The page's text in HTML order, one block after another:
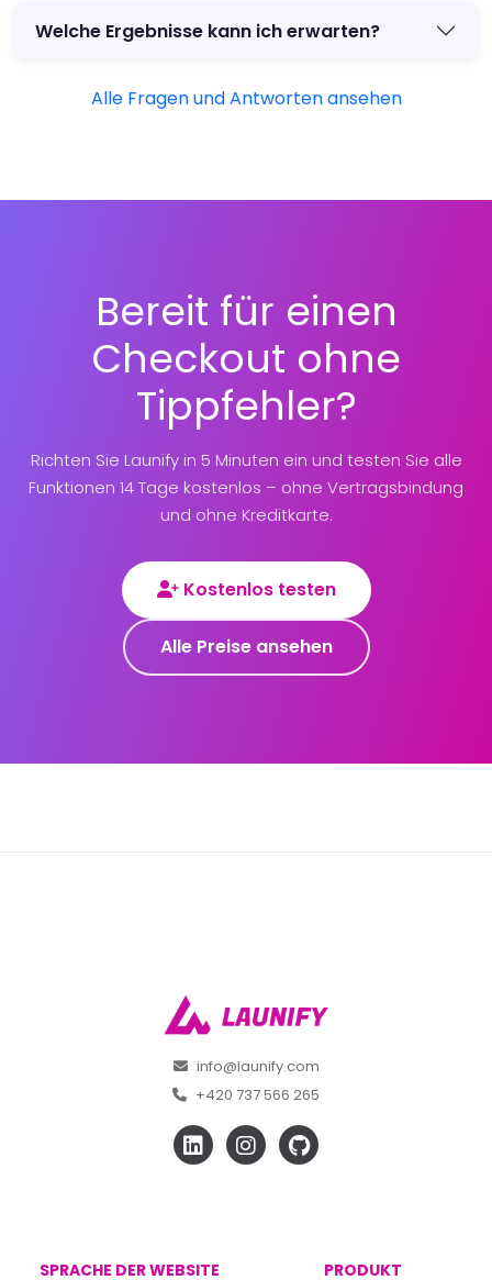
Welche Ergebnisse kann ich erwarten?
Alle Fragen und Antworten ansehen
Bereit für einen
Checkout ohne
Tippfehler?
Richten Sie Launify in 5 Minuten ein und testen Sie alle
Funktionen 14 Tage kostenlos – ohne Vertragsbindung
und ohne Kreditkarte.
Kostenlos testen
Alle Preise ansehen
info@launify.com
+420 737 566 265
SPRACHE DER WEBSITE PRODUKT